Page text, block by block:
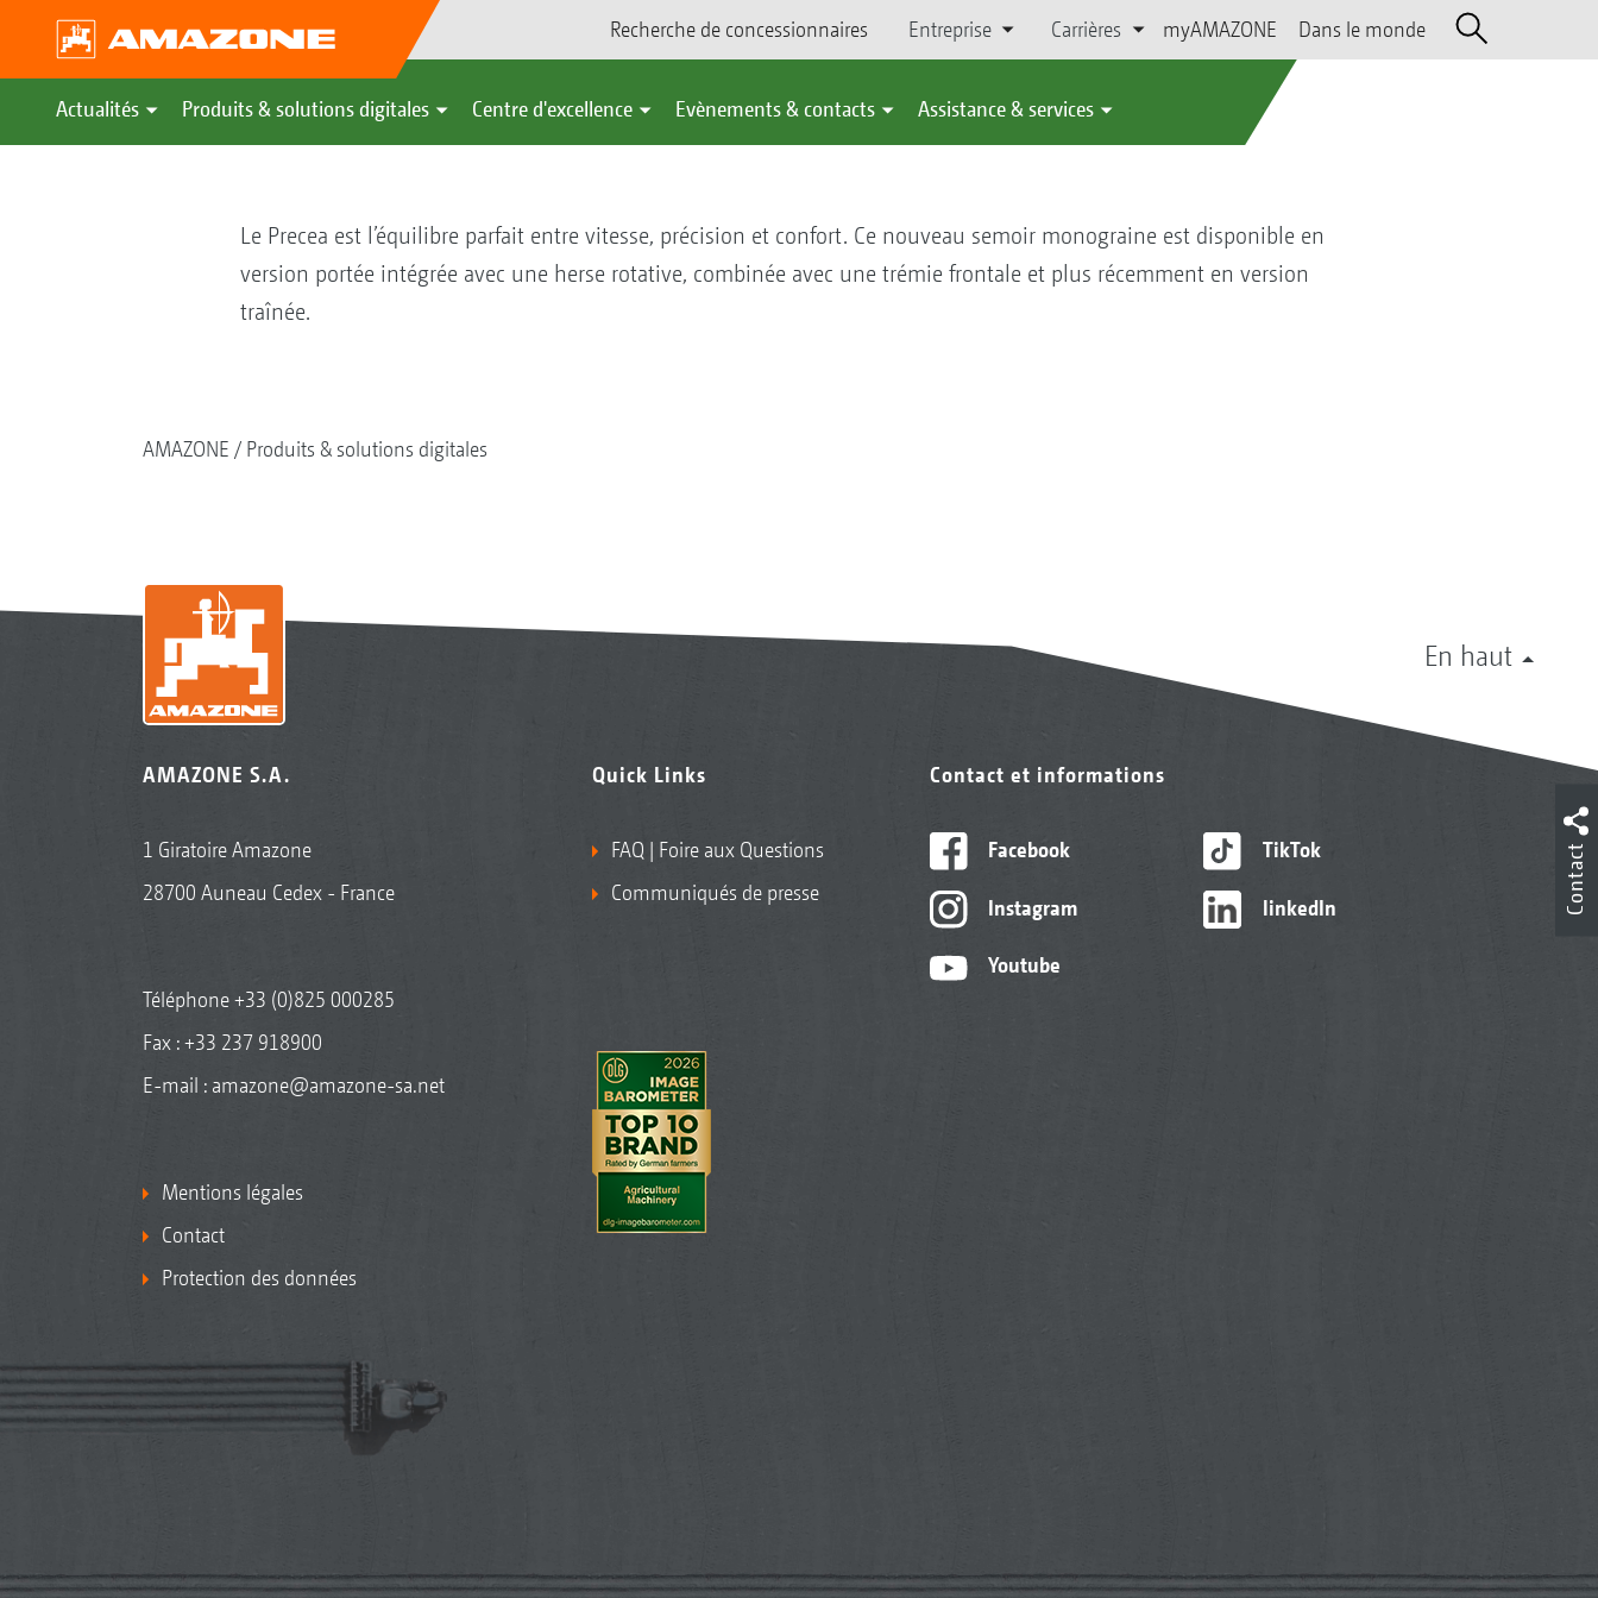
Recherche de concessionnaires Entreprise Carrières myAMAZONE Dans le monde
Actualités Produits & solutions digitales Centre d'excellence Evènements & contacts Assistance & services
Le Precea est l’équilibre parfait entre vitesse, précision et confort. Ce nouveau semoir monograine est disponible en
version portée intégrée avec une herse rotative, combinée avec une trémie frontale et plus récemment en version
traînée.
AMAZONE Produits & solutions digitales
En haut
AMAZONE S.A.
1 Giratoire Amazone
28700 Auneau Cedex - France
Téléphone+33 (0)825 000285
Fax : +33 237 918900
E-mail : amazone@amazone-sa.net
Mentions légales
Contact
Protection des données
Quick Links
FAQ | Foire aux Questions
Communiqués de presse
Contact et informations
Facebook
Instagram
Youtube
TikTok
linkedIn Contact